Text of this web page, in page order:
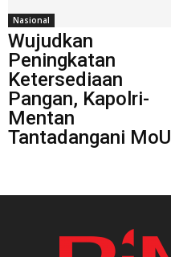
Nasional
Wujudkan
Peningkatan
Ketersediaan
Pangan, Kapolri-
Mentan
Tantadangani MoU